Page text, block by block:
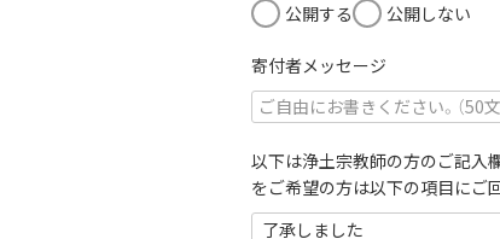
公開する 公開しない
寄付者メッセージ
以下は浄土宗教師の方のご記入
をご希望の方は以下の項目にご